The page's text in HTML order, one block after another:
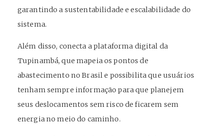
garantindo a sustentabilidade e escalabilidade do
sistema.
Além disso, conecta a plataforma digital da
Tupinambá, que mapeia os pontos de
abastecimento no Brasil e possibilita que usuários
tenham sempre informação para que planejem
seus deslocamentos sem risco de ficarem sem
energia no meio do caminho.